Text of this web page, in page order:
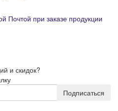
Почтой при заказе продукции
и скидок?
Подписаться